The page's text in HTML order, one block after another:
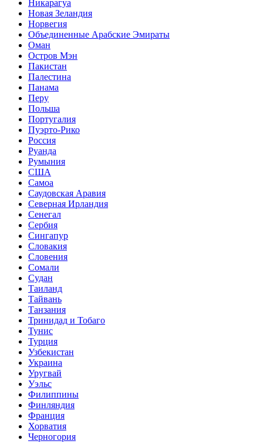
Никарагуа
Новая Зеландия
Норвегия
Объединенные Арабские Эмираты
Оман
Остров Мэн
Пакистан
Палестина
Панама
Перу
Польша
Португалия
Пуэрто-Рико
Россия
Руанда
Румыния
США
Самоа
Саудовская Аравия
Северная Ирландия
Сенегал
Сербия
Сингапур
Словакия
Словения
Сомали
Судан
Таиланд
Тайвань
Танзания
Тринидад и Тобаго
Тунис
Турция
Узбекистан
Украина
Уругвай
Уэльс
Филиппины
Финляндия
Франция
Хорватия
Черногория